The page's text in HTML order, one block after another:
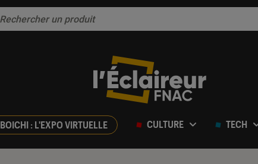
BOICHI : L'EXPO VIRTUELLE CULTURE TECH